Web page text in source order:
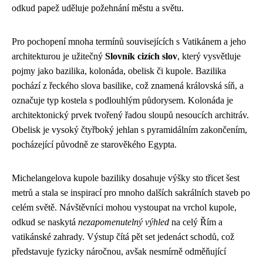
odkud papež uděluje požehnání městu a světu.
Pro pochopení mnoha termínů souvisejících s Vatikánem a jeho
architekturou je užitečný Slovník cizích slov, který vysvětluje
pojmy jako bazilika, kolonáda, obelisk či kupole. Bazilika
pochází z řeckého slova basilike, což znamená královská síň, a
označuje typ kostela s podlouhlým půdorysem. Kolonáda je
architektonický prvek tvořený řadou sloupů nesoucích architráv.
Obelisk je vysoký čtyřboký jehlan s pyramidálním zakončením,
pocházející původně ze starověkého Egypta.
Michelangelova kupole baziliky dosahuje výšky sto třicet šest
metrů a stala se inspirací pro mnoho dalších sakrálních staveb po
celém světě. Návštěvníci mohou vystoupat na vrchol kupole,
odkud se naskytá nezapomenutelný výhled na celý Řím a
vatikánské zahrady. Výstup čítá pět set jedenáct schodů, což
představuje fyzicky náročnou, avšak nesmírně odměňující